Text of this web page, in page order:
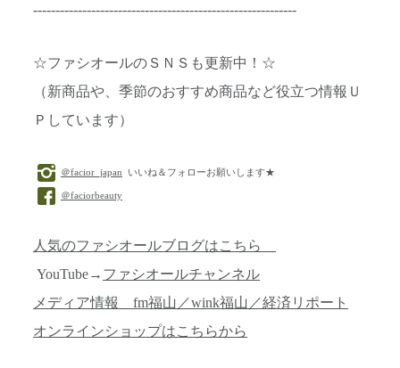
-----------------------------------------------------------
☆ファシオールのＳＮＳも更新中！☆
（新商品や、季節のおすすめ商品など役立つ情報Ｕ
Ｐしています）
＠facior_japan いいね＆フォローお願いします★
＠faciorbeauty
人気のファシオールブログはこちら
YouTube→ ファシオールチャンネル
メディア情報 fm福山／wink福山／経済リポート
オンラインショップはこちらから